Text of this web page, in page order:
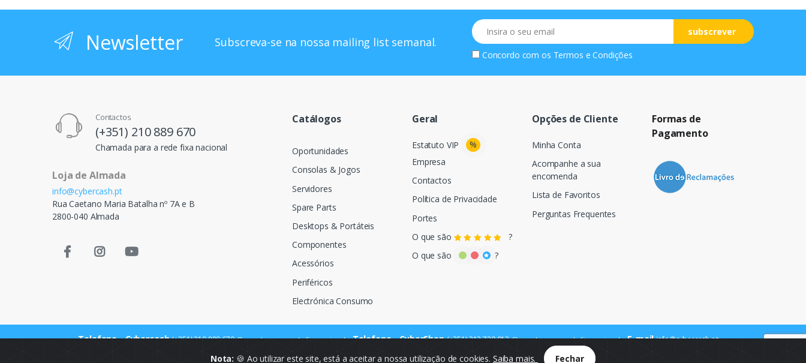
Newsletter Subscreva-se na nossa mailing list semanal.
Email
subscrever
Concordo com os Termos e Condições
Contactos
(+351) 210 889 670
Chamada para a rede fixa nacional
Loja de Almada
info@cybercash.pt
Rua Caetano Maria Batalha nº 7A e B
2800-040 Almada
Catálogos
Oportunidades
Consolas & Jogos
Servidores
Spare Parts
Desktops & Portáteis
Componentes
Acessórios
Periféricos
Electrónica Consumo
Geral
Estatuto VIP
%
Empresa
Contactos
Política de Privacidade
Portes
O que são
?
O que são
?
Opções de Cliente
Minha Conta
Acompanhe a sua
encomenda
Lista de Favoritos
Perguntas Frequentes
Formas de
Pagamento
Telefone - Cybercash (+351) 210 889 670 Chamada para a rede fixa nacional Telefone - CyberShop (+351) 212 720 013 Chamada para a rede fixa nacional E-mail info@cybercash.pt
Nota: 🍪 Ao utilizar este site, está a aceitar a nossa utilização de cookies. Saiba mais. Fechar